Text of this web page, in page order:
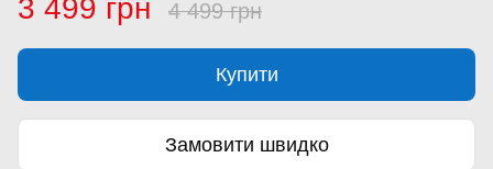
3 499 грн 4 499 грн
Купити
Замовити швидко